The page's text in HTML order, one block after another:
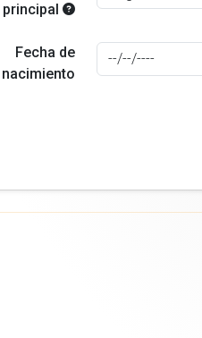
principal
Fecha de
nacimiento